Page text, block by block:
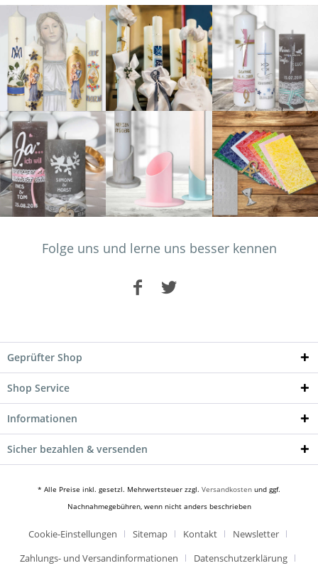
Folge uns und lerne uns besser kennen
Geprüfter Shop
Shop Service
Informationen
Sicher bezahlen & versenden
* Alle Preise inkl. gesetzl. Mehrwertsteuer zzgl. Versandkosten und ggf.
Nachnahmegebühren, wenn nicht anders beschrieben
Cookie-Einstellungen Sitemap Kontakt
Newsletter
Zahlungs- und Versandinformationen
Datenschutzerklärung